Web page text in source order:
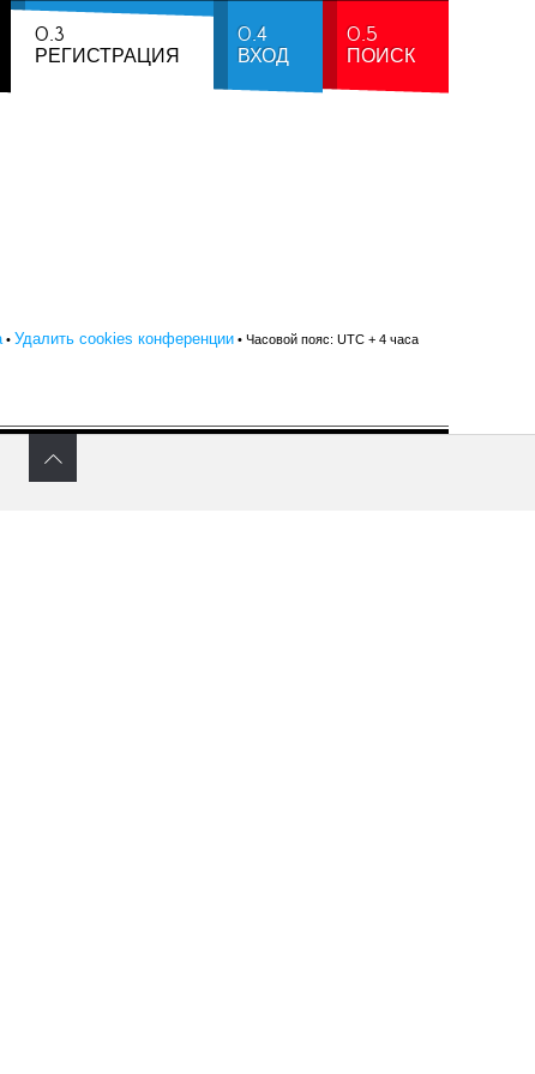
0.3
РЕГИСТРАЦИЯ
0.4
ВХОД
0.5
ПОИСК
• Удалить cookies конференции • Часовой пояс: UTC + 4 часа